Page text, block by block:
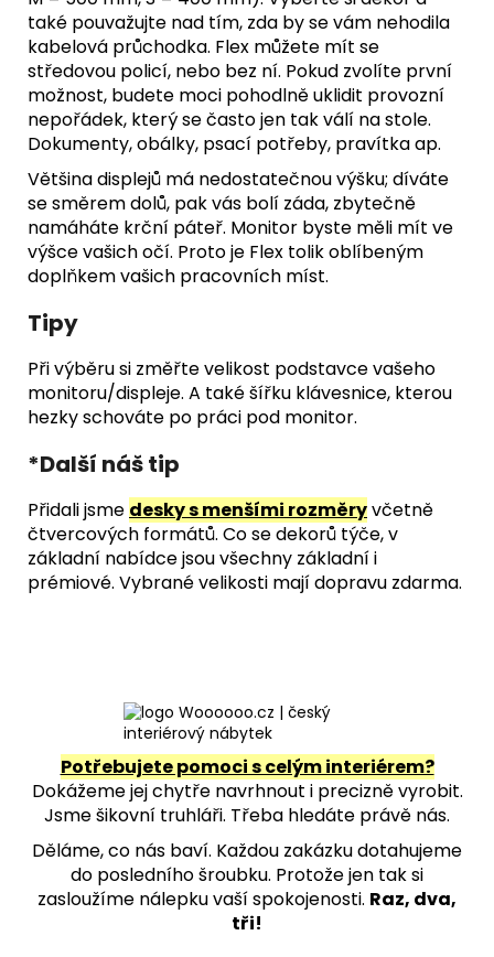
také pouvažujte nad tím, zda by se vám nehodila
kabelová průchodka. Flex můžete mít se
středovou policí, nebo bez ní. Pokud zvolíte první
možnost, budete moci pohodlně uklidit provozní
nepořádek, který se často jen tak válí na stole.
Dokumenty, obálky, psací potřeby, pravítka ap.
Většina displejů má nedostatečnou výšku; díváte
se směrem dolů, pak vás bolí záda, zbytečně
namáháte krční páteř. Monitor byste měli mít ve
výšce vašich očí. Proto je Flex tolik oblíbeným
doplňkem vašich pracovních míst.
Tipy
Při výběru si změřte velikost podstavce vašeho
monitoru/displeje. A také šířku klávesnice, kterou
hezky schováte po práci pod monitor.
*Další náš tip
Přidali jsme desky s menšími rozměryvčetně
čtvercových formátů. Co se dekorů týče, v
základní nabídce jsou všechny základní i
prémiové. Vybrané velikosti mají dopravu zdarma.
Potřebujete pomoci s celým interiérem?
Dokážeme jej chytře navrhnout i precizně vyrobit.
Jsme šikovní truhláři. Třeba hledáte právě nás.
Děláme, co nás baví. Každou zakázku dotahujeme
do posledního šroubku. Protože jen tak si
zasloužíme nálepku vaší spokojenosti. Raz, dva,
tři!